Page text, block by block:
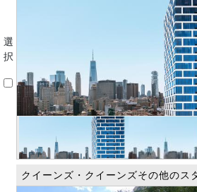
選
択
クイーンズ・クイーンズその他のス